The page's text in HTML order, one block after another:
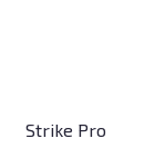
Strike Pro